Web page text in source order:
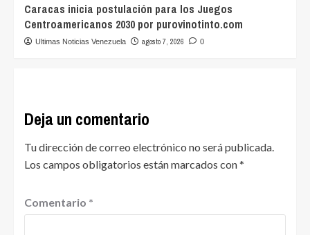
Caracas inicia postulación para los Juegos
Centroamericanos 2030 por purovinotinto.com
Ultimas Noticias Venezuela agosto 7, 2026 0
Deja un comentario
Tu dirección de correo electrónico no será publicada.
Los campos obligatorios están marcados con*
Comentario *